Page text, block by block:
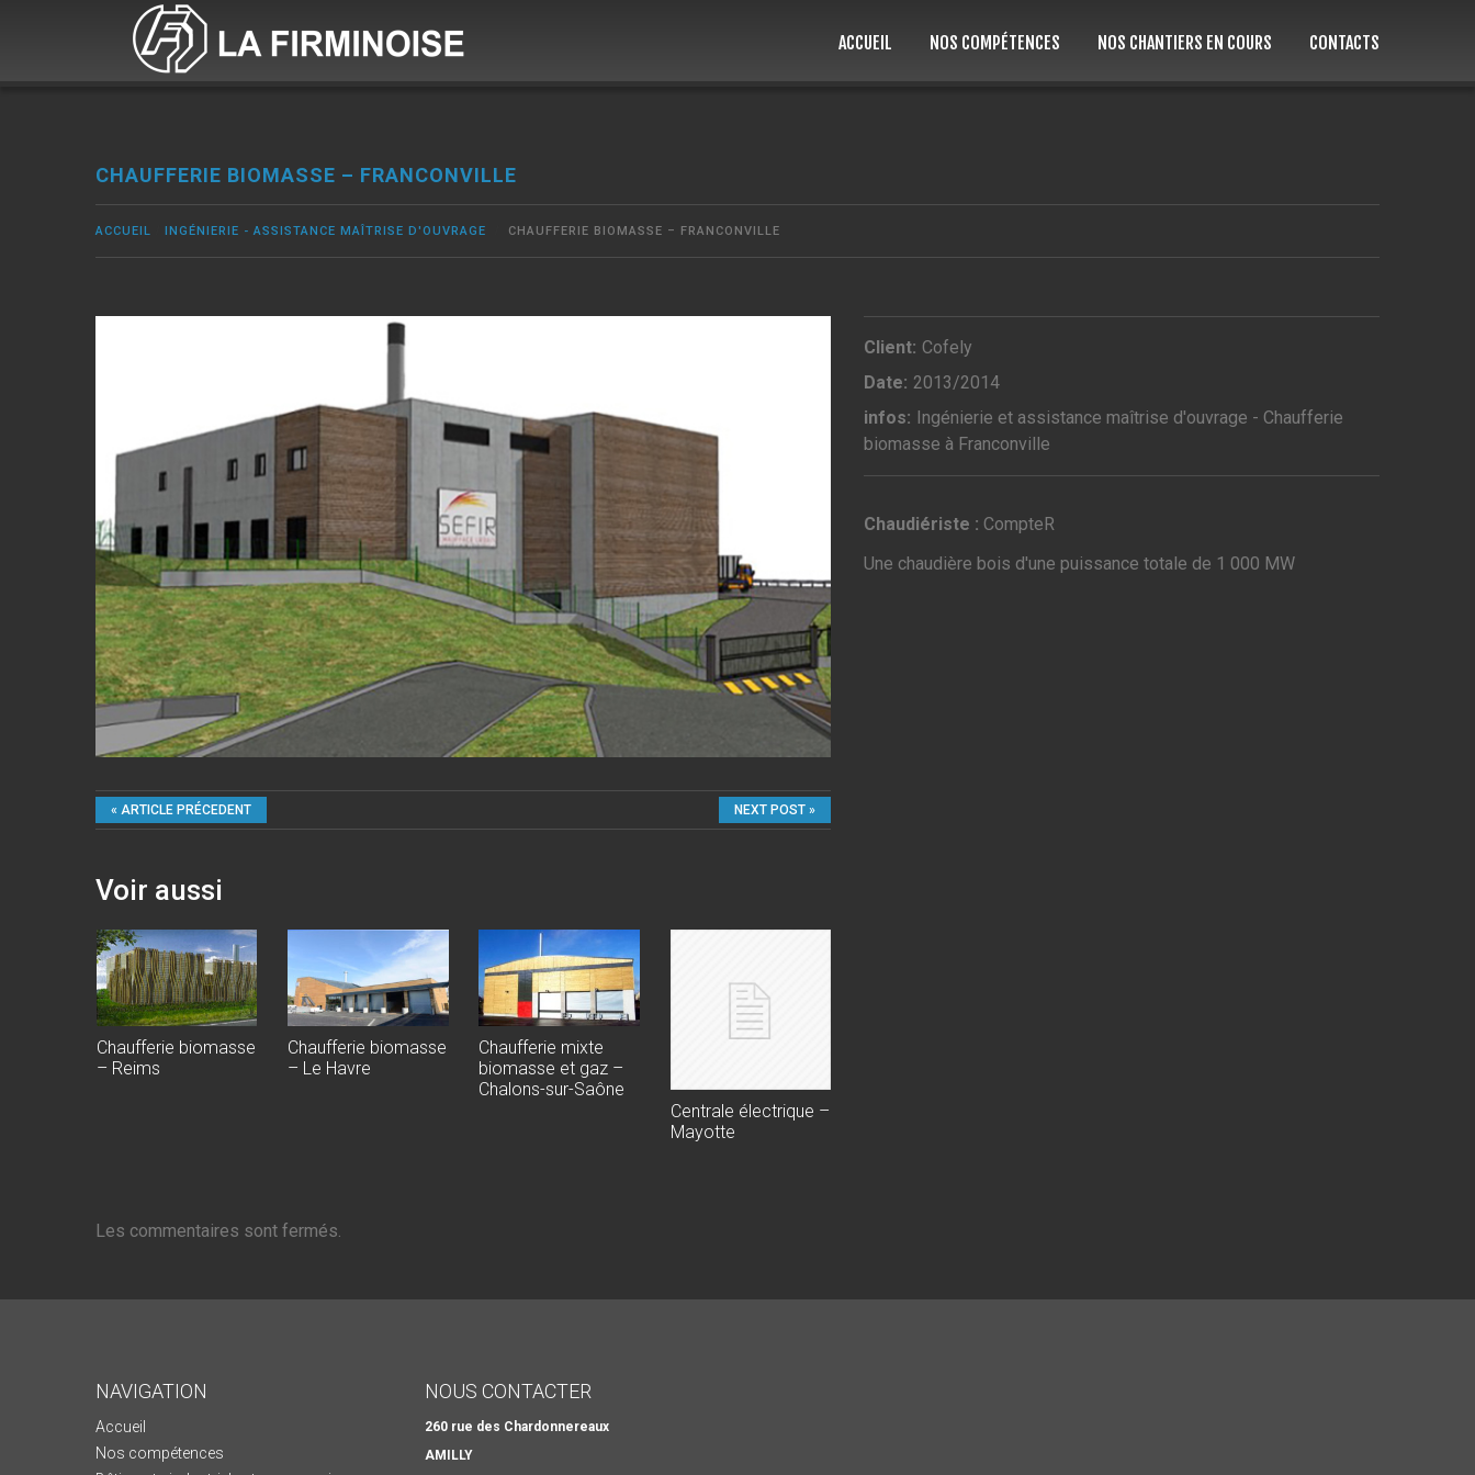
ACCUEIL NOS COMPÉTENCES NOS CHANTIERS EN COURS CONTACTS
CHAUFFERIE BIOMASSE – FRANCONVILLE
ACCUEIL INGÉNIERIE - ASSISTANCE MAÎTRISE D'OUVRAGE CHAUFFERIE BIOMASSE – FRANCONVILLE
« ARTICLE PRÉCEDENT NEXT POST »
Client: Cofely
Date: 2013/2014
infos: Ingénierie et assistance maîtrise d'ouvrage - Chaufferie
biomasse à Franconville
Chaudiériste : CompteR
Une chaudière bois d'une puissance totale de 1 000 MW
Voir aussi
Chaufferie biomasse
– Reims
Chaufferie biomasse
– Le Havre
Chaufferie mixte
biomasse et gaz –
Chalons-sur-Saône
Centrale électrique –
Mayotte
Les commentaires sont fermés.
NAVIGATION
Accueil
Nos compétences
NOUS CONTACTER
260 rue des Chardonnereaux
AMILLY